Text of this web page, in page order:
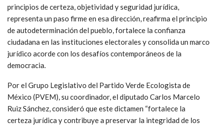
principios de certeza, objetividad y seguridad jurídica,
representa un paso firme en esa dirección, reafirma el principio
de autodeterminación del pueblo, fortalece la confianza
ciudadana en las instituciones electorales y consolida un marco
jurídico acorde con los desafíos contemporáneos de la
democracia.
Por el Grupo Legislativo del Partido Verde Ecologista de
México (PVEM), su coordinador, el diputado Carlos Marcelo
Ruiz Sánchez, consideró que este dictamen “fortalece la
certeza jurídica y contribuye a preservar la integridad de los